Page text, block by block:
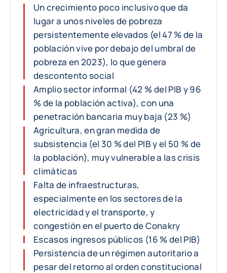
Un crecimiento poco inclusivo que da
lugar a unos niveles de pobreza
persistentemente elevados (el 47 % de la
población vive por debajo del umbral de
pobreza en 2023), lo que genera
descontento social
Amplio sector informal (42 % del PIB y 96
% de la población activa), con una
penetración bancaria muy baja (23 %)
Agricultura, en gran medida de
subsistencia (el 30 % del PIB y el 50 % de
la población), muy vulnerable a las crisis
climáticas
Falta de infraestructuras,
especialmente en los sectores de la
electricidad y el transporte, y
congestión en el puerto de Conakry
Escasos ingresos públicos (16 % del PIB)
Persistencia de un régimen autoritario a
pesar del retorno al orden constitucional